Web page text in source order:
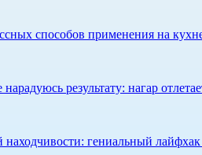
способов применения на
результату: нагар
гениальный лайфхак